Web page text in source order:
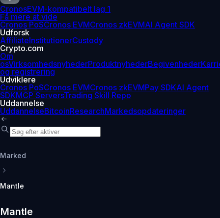
CronosEVM-kompatibelt lag 1
Få mere at vide
Cronos PoSCronos EVMCronos zkEVMAI Agent SDK
Udforsk
AffiliateInstitutionerCustody
Crypto.com
Om
osVirksomhedsnyhederProduktnyhederBegivenheder
og registrering
Udviklere
Cronos PoSCronos EVMCronos zkEVMPay SDKAI Agent
SDKMCP ServersTrading Skill Repo
Uddannelse
UddannelseBitcoinResearchMarkedsopdateringer
Marked
Mantle
Mantle